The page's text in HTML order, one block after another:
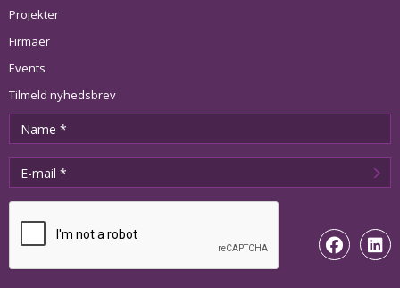
Projekter
Firmaer
Events
Tilmeld nyhedsbrev